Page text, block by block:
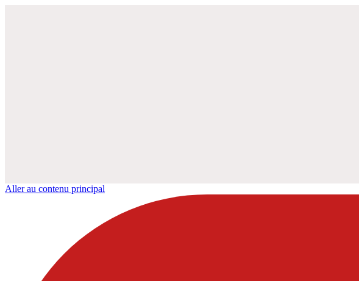
Aller au contenu principal